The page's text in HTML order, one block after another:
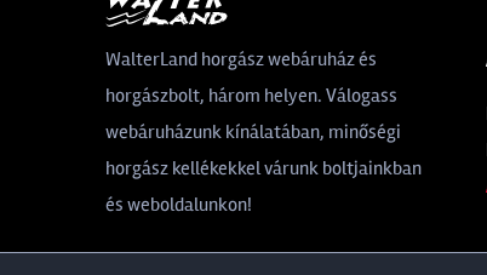
WalterLand horgász webáruház és
horgászbolt, három helyen. Válogass
webáruházunk kínálatában, minőségi
horgász kellékekkel várunk boltjainkban
és weboldalunkon!